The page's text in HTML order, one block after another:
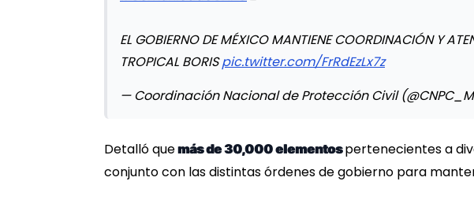
EL GOBIERNO DE MÉXICO MANTIENE COORDINACIÓN Y
TROPICAL BORISpic.twitter.com/FrRdEzLx7z
— Coordinación Nacional de Protección Civil
Detalló quemás de 30,000 elementospertenecientes a
conjunto con las distintas órdenes de gobierno para